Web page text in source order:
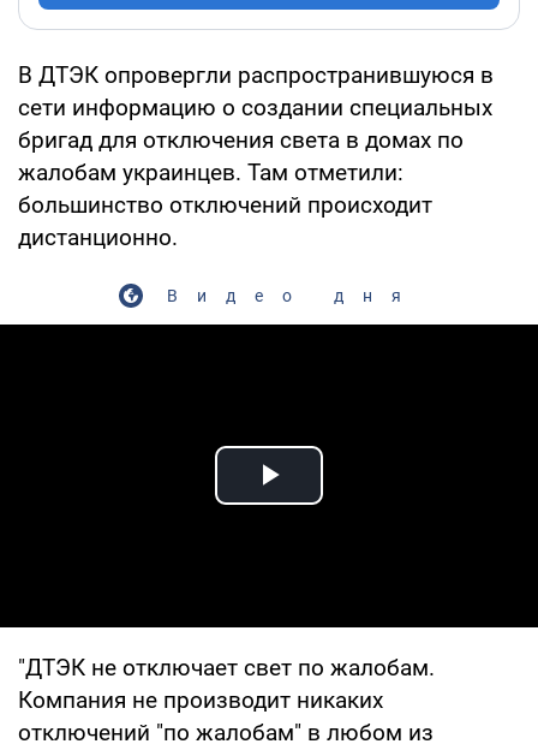
В ДТЭК опровергли распространившуюся в
сети информацию о создании специальных
бригад для отключения света в домах по
жалобам украинцев. Там отметили:
большинство отключений происходит
дистанционно.
Видео дня
Play Video
"ДТЭК не отключает свет по жалобам.
Компания не производит никаких
отключений "по жалобам" в любом из